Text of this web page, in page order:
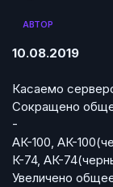
АВТОР
10.08.2019
Касаемо
Сокращено
-
АК-100, АК-
К-74, АК-
Увеличено